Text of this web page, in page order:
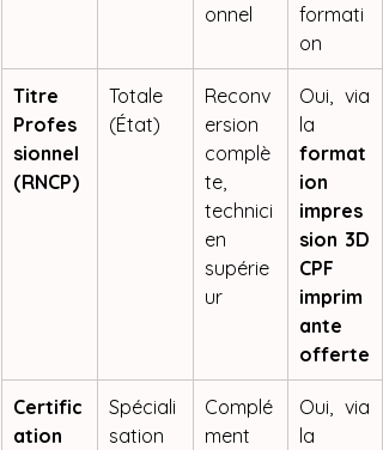
onnel
formati
on
Titre
Profes
sionnel
(RNCP)
Totale
(État)
Reconv
ersion
complè
te,
technici
en
supérie
ur
Oui, via
format
ion
impres
sion 3D
CPF
imprim
ante
offerte
Certific
ation
Spéciali
sation
Complé
ment
Oui, via